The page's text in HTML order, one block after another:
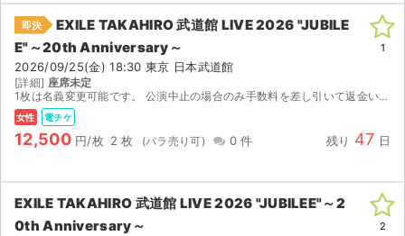
即決
EXILE TAKAHIRO 武道館 LIVE 2026 "JUBILE
E"～20th Anniversary～
2026/09/25(金) 18:30 東京 日本武道館
[詳細] 座席未定
1枚は名義変更可能です。 公演中止の場合のみ手数料を差し引いて返金いたします。
女性 電チケ
12,500 円/枚 2 枚 0 件 残り 47 日
1
EXILE TAKAHIRO 武道館 LIVE 2026 "JUBILEE"～2
0th Anniversary～
2